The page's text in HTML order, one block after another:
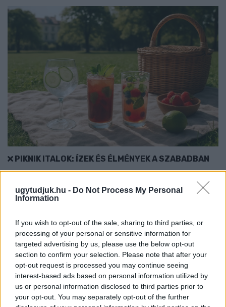
ugytudjuk.hu - Do Not Process My Personal
Information
If you wish to opt-out of the sale, sharing to third parties, or
processing of your personal or sensitive information for
targeted advertising by us, please use the below opt-out
section to confirm your selection. Please note that after your
opt-out request is processed you may continue seeing
interest-based ads based on personal information utilized by
us or personal information disclosed to third parties prior to
your opt-out. You may separately opt-out of the further
PIKNIK ITALOK: ÍZEK ÉS ÉLMÉNYEK A SZABADBAN
támad kedve kirándulni a természetbe.